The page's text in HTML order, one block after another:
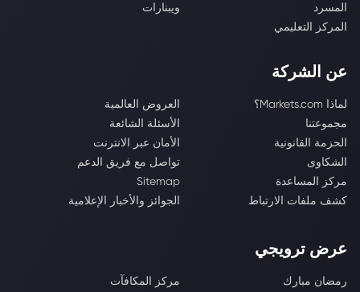
المسرد
ويبنارات
المركز التعليمي
عن الشركة
لماذا Markets.com؟
العروض العالمية
مجموعتنا
الأسئلة الشائعة
الحزمة القانونية
الأمان عبر الانترنت
الشكاوى
تواصل مع فريق الدعم
مركز المساعدة
Sitemap
كشف ملفات الارتباط
الجوائز والأخبار الإعلامية
عرض ترويجي
رمضان مبارك
مركز المكافآت